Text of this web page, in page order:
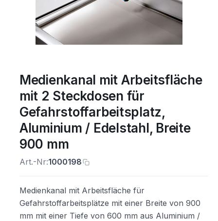
Medienkanal mit Arbeitsfläche
mit 2 Steckdosen für
Gefahrstoffarbeitsplatz,
Aluminium / Edelstahl, Breite
900 mm
Art.-Nr:1000198
Medienkanal mit Arbeitsfläche für
Gefahrstoffarbeitsplätze mit einer Breite von 900
mm mit einer Tiefe von 600 mm aus Aluminium /